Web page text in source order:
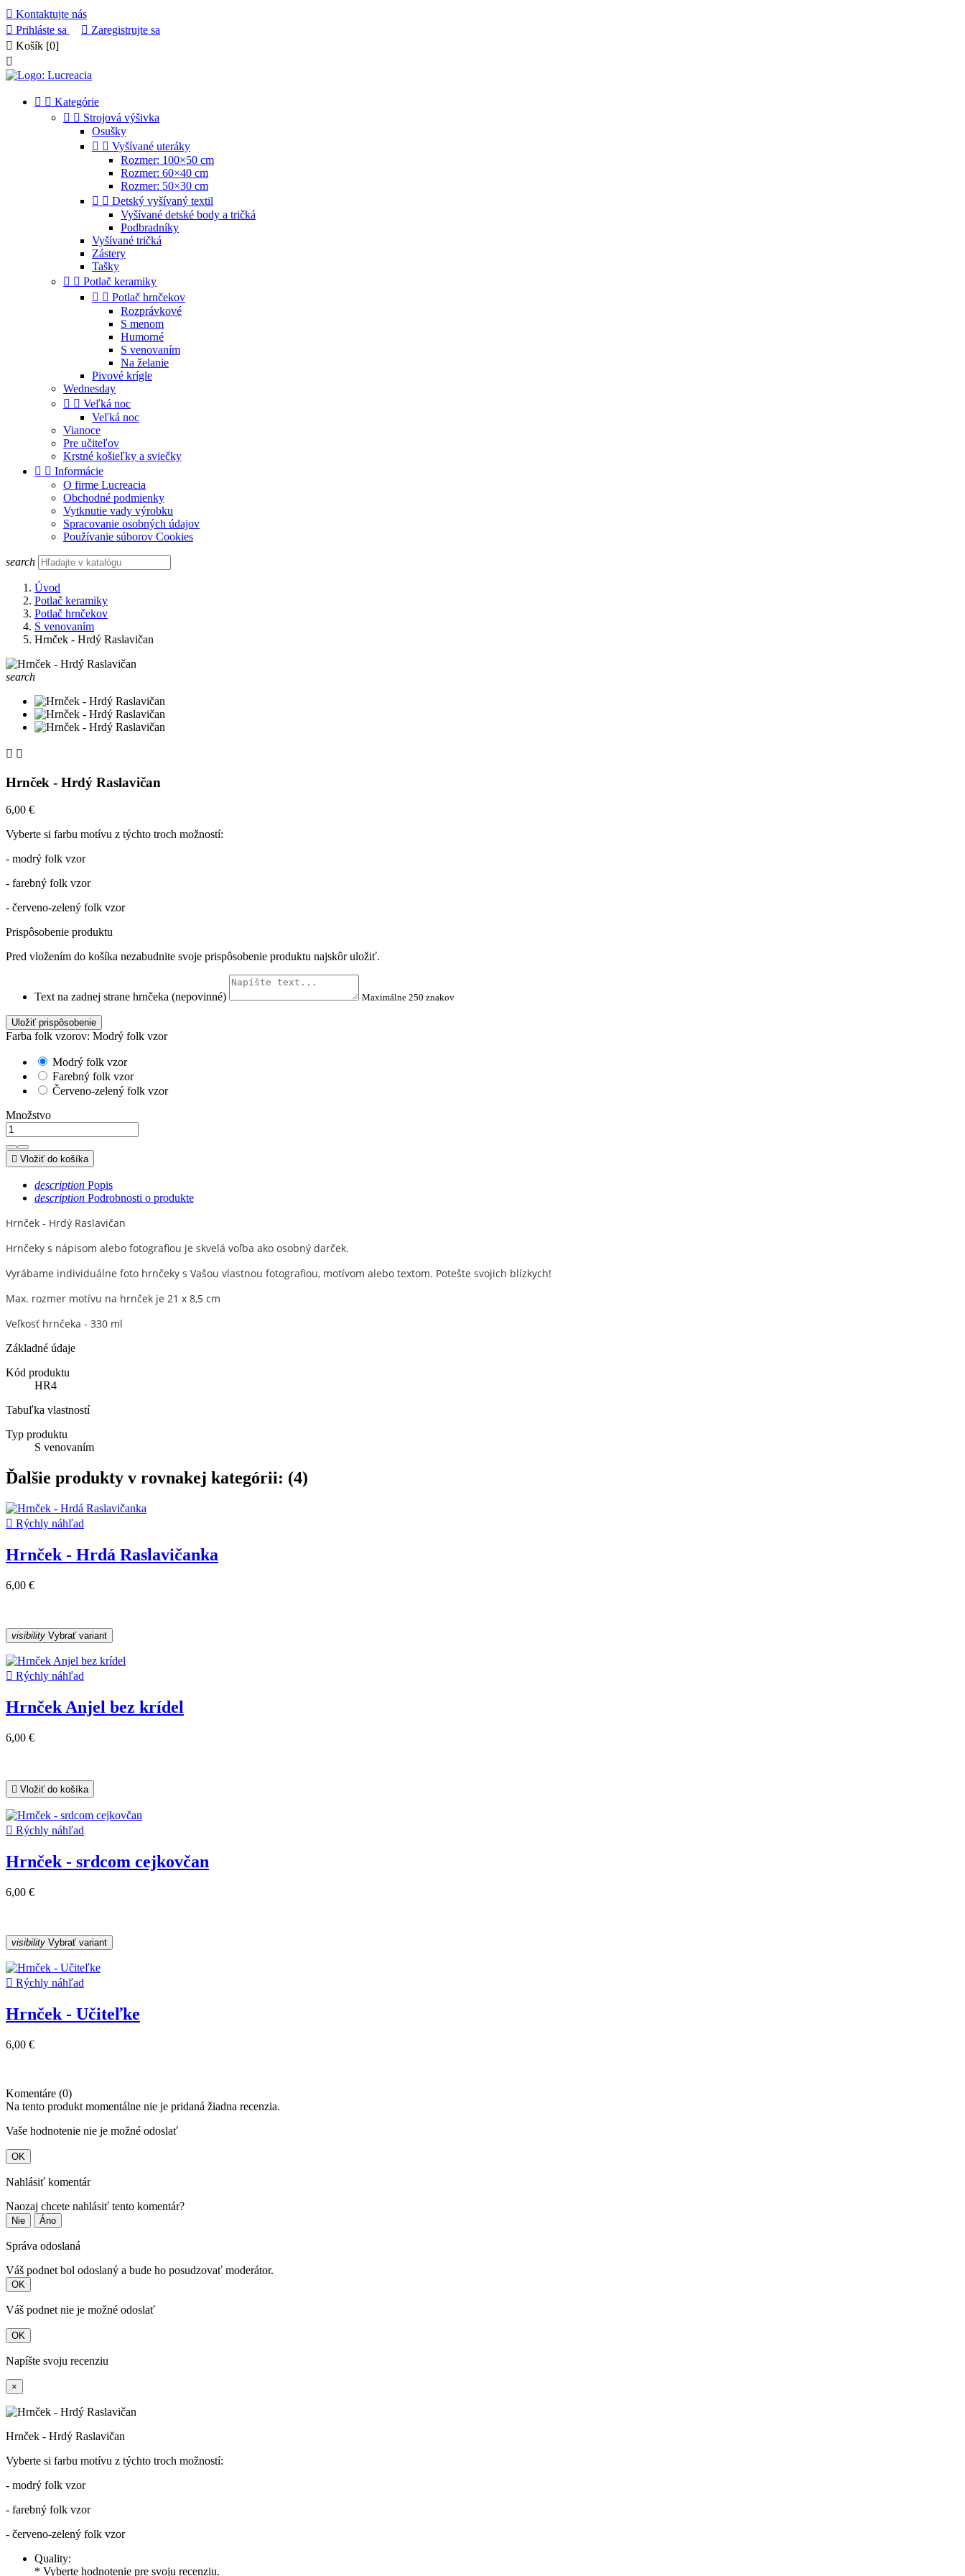
 Kontaktujte nás
 Prihláste sa  Zaregistrujte sa
 Košík [0]

  Kategórie
  Strojová výšivka
Osušky
  Vyšívané uteráky
Rozmer: 100×50 cm
Rozmer: 60×40 cm
Rozmer: 50×30 cm
  Detský vyšívaný textil
Vyšívané detské body a tričká
Podbradníky
Vyšívané tričká
Zástery
Tašky
  Potlač keramiky
  Potlač hrnčekov
Rozprávkové
S menom
Humorné
S venovaním
Na želanie
Pivové krígle
Wednesday
  Veľká noc
Veľká noc
Vianoce
Pre učiteľov
Krstné košieľky a sviečky
  Informácie
O firme Lucreacia
Obchodné podmienky
Vytknutie vady výrobku
Spracovanie osobných údajov
Používanie súborov Cookies
search
Úvod
Potlač keramiky
Potlač hrnčekov
S venovaním
Hrnček - Hrdý Raslavičan
search
 
Hrnček - Hrdý Raslavičan
6,00 €
Vyberte si farbu motívu z týchto troch možností:
- modrý folk vzor
- farebný folk vzor
- červeno-zelený folk vzor
Prispôsobenie produktu
Pred vložením do košíka nezabudnite svoje prispôsobenie produktu najskôr uložiť.
Text na zadnej strane hrnčeka (nepovinné) Maximálne 250 znakov
Uložiť prispôsobenie
Farba folk vzorov: Modrý folk vzor
Modrý folk vzor
Farebný folk vzor
Červeno-zelený folk vzor
Množstvo
 Vložiť do košíka
description Popis
description Podrobnosti o produkte
Hrnček - Hrdý Raslavičan
Hrnčeky s nápisom alebo fotografiou je skvelá voľba ako osobný darček.
Vyrábame individuálne foto hrnčeky s Vašou vlastnou fotografiou, motívom alebo textom. Potešte svojich blízkych!
Max. rozmer motívu na hrnček je 21 x 8,5 cm
Veľkosť hrnčeka - 330 ml
Základné údaje
Kód produktu
HR4
Tabuľka vlastností
Typ produktu
S venovaním
Ďalšie produkty v rovnakej kategórii: (4)
 Rýchly náhľad
Hrnček - Hrdá Raslavičanka
6,00 €
visibility Vybrať variant
 Rýchly náhľad
Hrnček Anjel bez krídel
6,00 €
 Vložiť do košíka
 Rýchly náhľad
Hrnček - srdcom cejkovčan
6,00 €
visibility Vybrať variant
 Rýchly náhľad
Hrnček - Učiteľke
6,00 €
Komentáre (0)
Na tento produkt momentálne nie je pridaná žiadna recenzia.
Vaše hodnotenie nie je možné odoslať
OK
Nahlásiť komentár
Naozaj chcete nahlásiť tento komentár?
Nie Áno
Správa odoslaná
Váš podnet bol odoslaný a bude ho posudzovať moderátor.
OK
Váš podnet nie je možné odoslať
OK
Napíšte svoju recenziu
×
Hrnček - Hrdý Raslavičan
Vyberte si farbu motívu z týchto troch možností:
- modrý folk vzor
- farebný folk vzor
- červeno-zelený folk vzor
Quality:
* Vyberte hodnotenie pre svoju recenziu.